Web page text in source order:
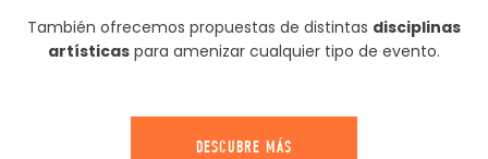
También ofrecemos propuestas de distintas disciplinas
artísticas para amenizar cualquier tipo de evento.
DESCUBRE MÁS